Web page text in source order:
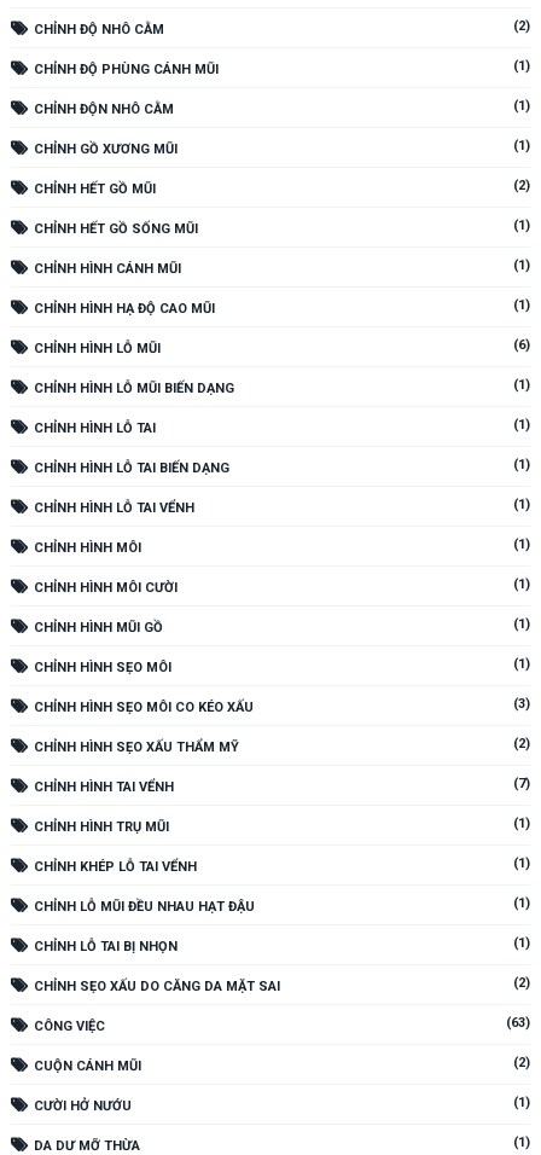
CHỈNH ĐỘ NHÔ CẰM (2)
CHỈNH ĐỘ PHÙNG CÁNH MŨI (1)
CHỈNH ĐỘN NHÔ CẰM (1)
CHỈNH GỒ XƯƠNG MŨI (1)
CHỈNH HẾT GỒ MŨI (2)
CHỈNH HẾT GỒ SỐNG MŨI (1)
CHỈNH HÌNH CÁNH MŨI (1)
CHỈNH HÌNH HẠ ĐỘ CAO MŨI (1)
CHỈNH HÌNH LỖ MŨI (6)
CHỈNH HÌNH LỖ MŨI BIẾN DẠNG (1)
CHỈNH HÌNH LỖ TAI (1)
CHỈNH HÌNH LỖ TAI BIẾN DẠNG (1)
CHỈNH HÌNH LỖ TAI VỂNH (1)
CHỈNH HÌNH MÔI (1)
CHỈNH HÌNH MÔI CƯỜI (1)
CHỈNH HÌNH MŨI GỒ (1)
CHỈNH HÌNH SẸO MÔI (1)
CHỈNH HÌNH SẸO MÔI CO KÉO XẤU (3)
CHỈNH HÌNH SẸO XẤU THẨM MỸ (2)
CHỈNH HÌNH TAI VỂNH (7)
CHỈNH HÌNH TRỤ MŨI (1)
CHỈNH KHÉP LỖ TAI VỂNH (1)
CHỈNH LỖ MŨI ĐỀU NHAU HẠT ĐẬU (1)
CHỈNH LỖ TAI BỊ NHỌN (1)
CHỈNH SẸO XẤU DO CĂNG DA MẶT SAI (2)
CÔNG VIỆC (63)
CUỘN CÁNH MŨI (2)
CƯỜI HỞ NƯỚU (1)
DA DƯ MỠ THỪA (1)